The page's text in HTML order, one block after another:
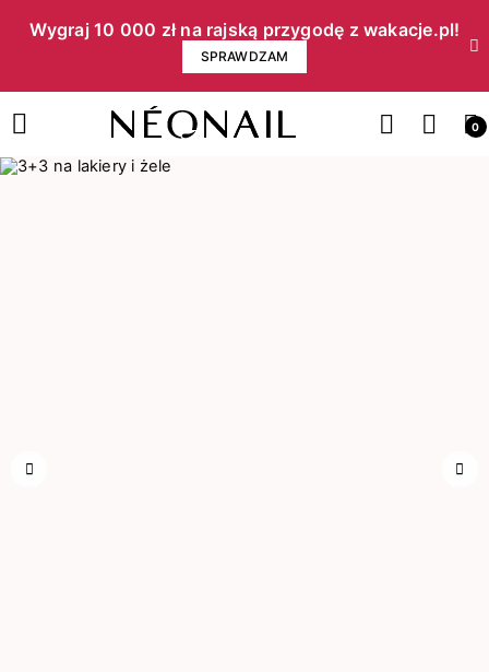
Wygraj 10 000 zł na rajską przygodę z wakacje.pl!​
SPRAWDZAM
0